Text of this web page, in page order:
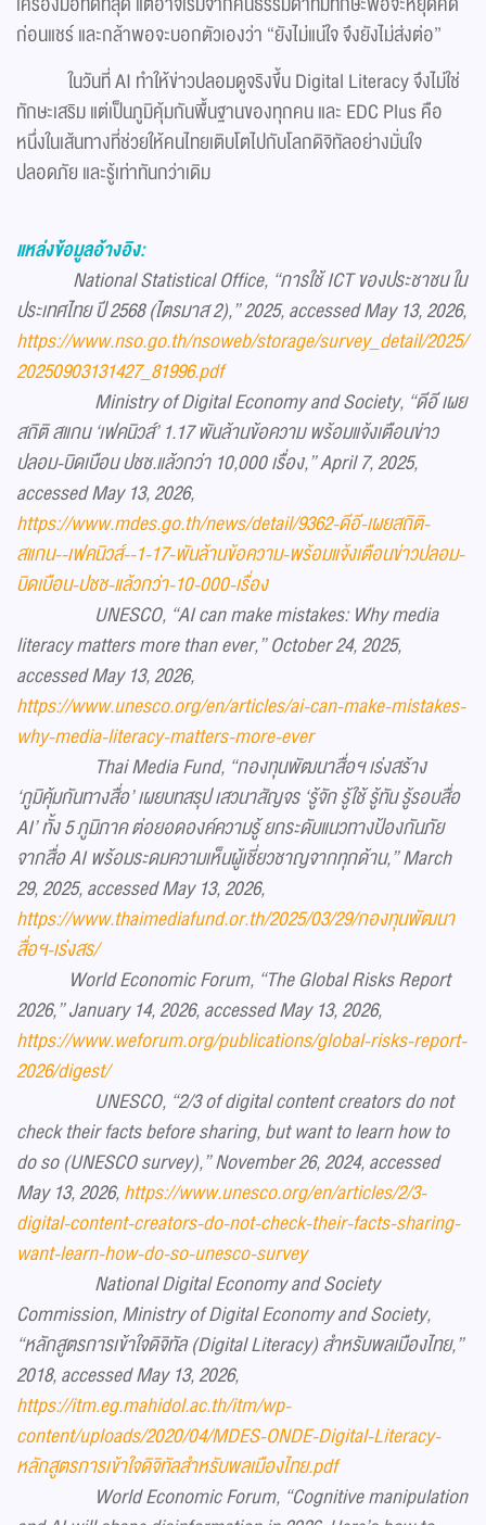
ก่อนแชร์ และกล้าพอจะบอกตัวเองว่า “ยังไม่แน่ใจ จึงยังไม่ส่งต่อ”
ในวันที่ AI ทำให้ข่าวปลอมดูจริงขึ้น Digital Literacy จึงไม่ใช่
ทักษะเสริม แต่เป็นภูมิคุ้มกันพื้นฐานของทุกคน และ EDC Plus คือ
หนึ่งในเส้นทางที่ช่วยให้คนไทยเติบโตไปกับโลกดิจิทัลอย่างมั่นใจ
ปลอดภัย และรู้เท่าทันกว่าเดิม
แหล่งข้อมูลอ้างอิง:
National Statistical Office, “การใช้ ICT ของประชาชน ใน
ประเทศไทย ปี 2568 (ไตรมาส 2),” 2025, accessed May 13, 2026,
https://www.nso.go.th/nsoweb/storage/survey_detail/2025/
20250903131427_81996.pdf
Ministry of Digital Economy and Society, “ดีอี เผย
สถิติ สแกน ‘เฟคนิวส์’ 1.17 พันล้านข้อความ พร้อมแจ้งเตือนข่าว
ปลอม-บิดเบือน ปชช.แล้วกว่า 10,000 เรื่อง,” April 7, 2025,
accessed May 13, 2026,
https://www.mdes.go.th/news/detail/9362-ดีอี-เผยสถิติ-
สแกน--เฟคนิวส์--1-17-พันล้านข้อความ-พร้อมแจ้งเตือนข่าวปลอม-
บิดเบือน-ปชช-แล้วกว่า-10-000-เรื่อง
UNESCO, “AI can make mistakes: Why media
literacy matters more than ever,” October 24, 2025,
accessed May 13, 2026,
https://www.unesco.org/en/articles/ai-can-make-mistakes-
why-media-literacy-matters-more-ever
Thai Media Fund, “กองทุนพัฒนาสื่อฯ เร่งสร้าง
‘ภูมิคุ้มกันทางสื่อ’ เผยบทสรุป เสวนาสัญจร ‘รู้จัก รู้ใช้ รู้ทัน รู้รอบสื่อ
AI’ ทั้ง 5 ภูมิภาค ต่อยอดองค์ความรู้ ยกระดับแนวทางป้องกันภัย
จากสื่อ AI พร้อมระดมความเห็นผู้เชี่ยวชาญจากทุกด้าน,” March
29, 2025, accessed May 13, 2026,
https://www.thaimediafund.or.th/2025/03/29/กองทุนพัฒนา
สื่อฯ-เร่งสร/
World Economic Forum, “The Global Risks Report
2026,” January 14, 2026, accessed May 13, 2026,
https://www.weforum.org/publications/global-risks-report-
2026/digest/
UNESCO, “2/3 of digital content creators do not
check their facts before sharing, but want to learn how to
do so (UNESCO survey),” November 26, 2024, accessed
May 13, 2026,https://www.unesco.org/en/articles/2/3-
digital-content-creators-do-not-check-their-facts-sharing-
want-learn-how-do-so-unesco-survey
National Digital Economy and Society
Commission, Ministry of Digital Economy and Society,
“หลักสูตรการเข้าใจดิจิทัล (Digital Literacy) สำหรับพลเมืองไทย,”
2018, accessed May 13, 2026,
https://itm.eg.mahidol.ac.th/itm/wp-
content/uploads/2020/04/MDES-ONDE-Digital-Literacy-
หลักสูตรการเข้าใจดิจิทัลสำหรับพลเมืองไทย.pdf
World Economic Forum, “Cognitive manipulation